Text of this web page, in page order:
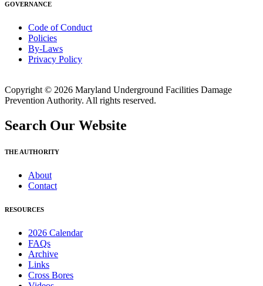
GOVERNANCE
Code of Conduct
Policies
By-Laws
Privacy Policy
Copyright © 2026 Maryland Underground Facilities Damage
Prevention Authority. All rights reserved.
Search Our Website
THE AUTHORITY
About
Contact
RESOURCES
2026 Calendar
FAQs
Archive
Links
Cross Bores